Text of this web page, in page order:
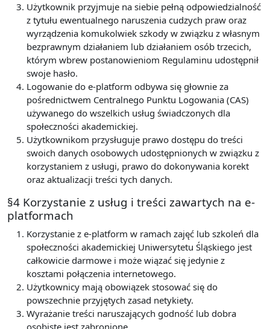
Użytkownik przyjmuje na siebie pełną odpowiedzialność
z tytułu ewentualnego naruszenia cudzych praw oraz
wyrządzenia komukolwiek szkody w związku z własnym
bezprawnym działaniem lub działaniem osób trzecich,
którym wbrew postanowieniom Regulaminu udostępnił
swoje hasło.
Logowanie do e-platform odbywa się głownie za
pośrednictwem Centralnego Punktu Logowania (CAS)
używanego do wszelkich usług świadczonych dla
społeczności akademickiej.
Użytkownikom przysługuje prawo dostępu do treści
swoich danych osobowych udostępnionych w związku z
korzystaniem z usługi, prawo do dokonywania korekt
oraz aktualizacji treści tych danych.
§4 Korzystanie z usług i treści zawartych na e-
platformach
Korzystanie z e-platform w ramach zajęć lub szkoleń dla
społeczności akademickiej Uniwersytetu Śląskiego jest
całkowicie darmowe i może wiązać się jedynie z
kosztami połączenia internetowego.
Użytkownicy mają obowiązek stosować się do
powszechnie przyjętych zasad netykiety.
Wyrażanie treści naruszających godność lub dobra
osobiste jest zabronione.